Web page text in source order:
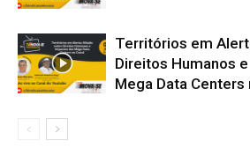
Territórios em
Direitos Humanos
Mega Data Centers